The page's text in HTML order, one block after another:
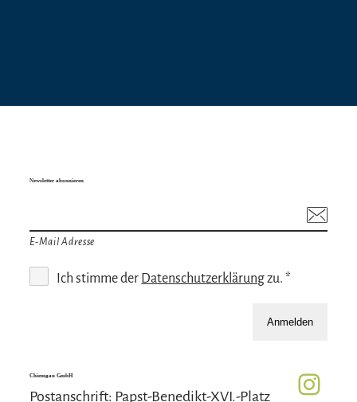
Newsletter abonnieren
E-Mail Adresse
Ich stimme der Datenschutzerklärungzu. *
Anmelden
Chiemgau GmbH
Postanschrift: Papst-Benedikt-XVI.-Platz